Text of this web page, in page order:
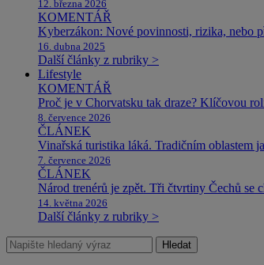
12. března 2026
KOMENTÁŘ
Kyberzákon: Nové povinnosti, rizika, nebo
16. dubna 2025
Další články z rubriky >
Lifestyle
KOMENTÁŘ
Proč je v Chorvatsku tak draze? Klíčovou
8. července 2026
ČLÁNEK
Vinařská turistika láká. Tradičním oblastem
7. července 2026
ČLÁNEK
Národ trenérů je zpět. Tři čtvrtiny Čechů se
14. května 2026
Další články z rubriky >
Hledat